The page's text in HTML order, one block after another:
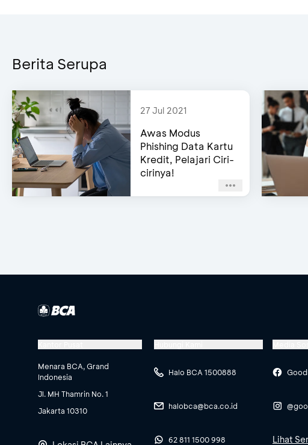
Berita Serupa
27 Jul 2021
Awas Modus
Phishing Data Kartu
Kredit, Pelajari Ciri-
cirinya!
Menara BCA, Grand
Indonesia
Jl. MH Thamrin No. 1
Jakarta 10310
Halo BCA 1500888
halobca@bca.co.id
62 811 1500 998 Lihat